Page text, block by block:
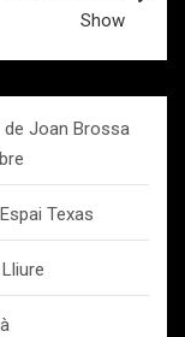
Show
de Joan Brossa
Texas